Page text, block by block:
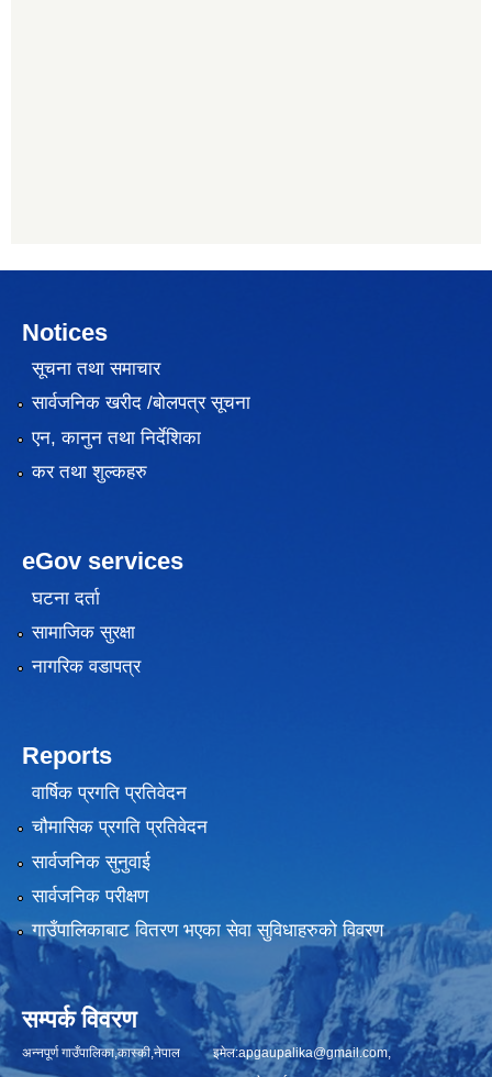
Notices
सूचना तथा समाचार
सार्वजनिक खरीद /बोलपत्र सूचना
एन, कानुन तथा निर्देशिका
कर तथा शुल्कहरु
eGov services
घटना दर्ता
सामाजिक सुरक्षा
नागरिक वडापत्र
Reports
वार्षिक प्रगति प्रतिवेदन
चौमासिक प्रगति प्रतिवेदन
सार्वजनिक सुनुवाई
सार्वजनिक परीक्षण
गाउँपालिकाबाट वितरण भएका सेवा सुविधाहरुको विवरण
सम्पर्क विवरण
अन्नपूर्ण गाउँपालिका,कास्की,नेपाल इमेल:apgaupalika@gmail.com,